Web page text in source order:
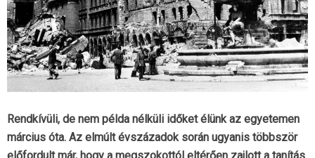
Rendkívüli, de nem példa nélküli időket élünk az egyetemen
március óta. Az elmúlt évszázadok során ugyanis többször